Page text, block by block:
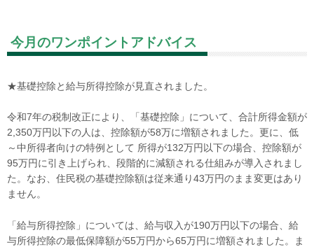
今月のワンポイントアドバイス
★基礎控除と給与所得控除が見直されました。
令和7年の税制改正により、「基礎控除」について、合計所得金額が
2,350万円以下の人は、控除額が58万に増額されました。更に、低
～中所得者向けの特例として 所得が132万円以下の場合、控除額が
95万円に引き上げられ、段階的に減額される仕組みが導入されまし
た。なお、住民税の基礎控除額は従来通り43万円のまま変更はあり
ません。
「給与所得控除」については、給与収入が190万円以下の場合、給
与所得控除の最低保障額が55万円から65万円に増額されました。ま